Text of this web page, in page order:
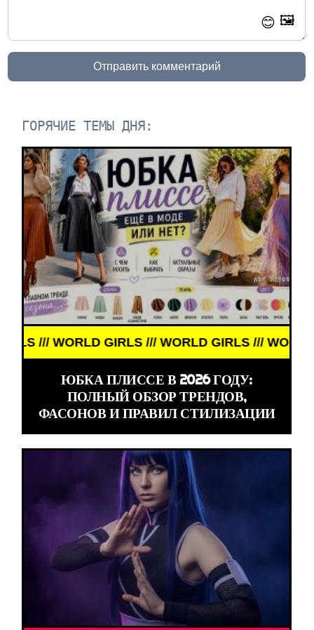
😊 🖼️
Отправить комментарий
ГОРЯЧИЕ ТЕМЫ ДНЯ:
WORLD GIRLS /// WORLD GIRLS /// WORLD
ЮБКА ПЛИССЕ В 2026 ГОДУ:
ПОЛНЫЙ ОБЗОР ТРЕНДОВ,
ФАСОНОВ И ПРАВИЛ СТИЛИЗАЦИИ